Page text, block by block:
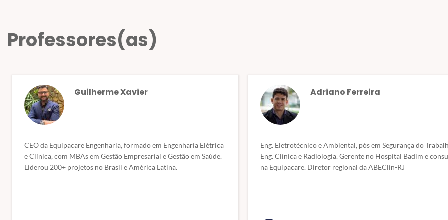
Professores(as)
Guilherme Xavier
CEO da Equipacare Engenharia, formado em Engenharia Elétrica
e Clínica, com MBAs em Gestão Empresarial e Gestão em Saúde.
Liderou 200+ projetos no Brasil e América Latina.
Adriano Ferreira
Eng. Eletrotécnico e Ambiental, pós em Segurança do
Eng. Clínica e Radiologia. Gerente no Hospital Badim e
na Equipacare. Diretor regional da ABEClin-RJ